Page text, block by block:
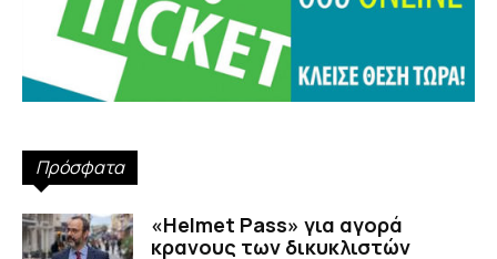
Πρόσφατα
«Helmet Pass» για αγορά
κρανους των δικυκλιστών